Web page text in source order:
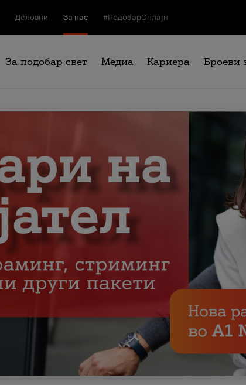
Деловни За нас #ПодобарОнлајн
За подобар свет Медиа Кариера Броеви